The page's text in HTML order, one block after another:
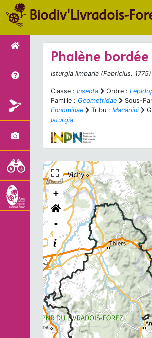
Biodiv'Livradois-
Phalène bordée
Isturgia limbaria (Fabricius, 1775)
Classe : Insecta Ordre :
Famille : Geometridae
Sous-
Ennominae
Tribu : Macariini
Isturgia
+
-